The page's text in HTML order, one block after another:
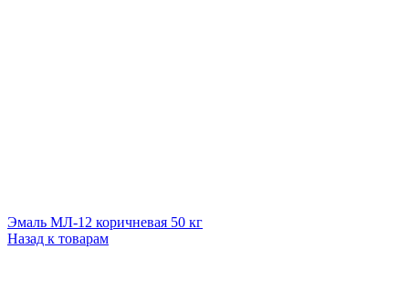
Эмаль МЛ-12 коричневая 50 кг
Назад к товарам